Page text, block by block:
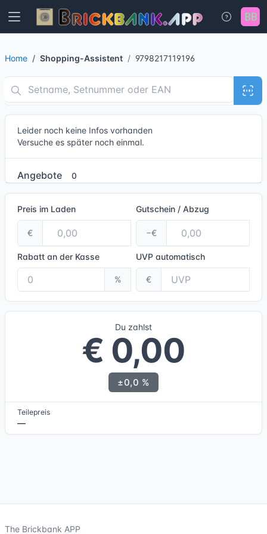
Home Shopping-Assistent 9798217119196
Leider noch keine Infos vorhanden
Versuche es später noch einmal.
Angebote 0
Preis im Laden
€
Gutschein / Abzug
−€
Rabatt an der Kasse
%
UVP automatisch
€
Du zahlst
€ 0,00
±0,0 %
Teilepreis
—
The Brickbank APP